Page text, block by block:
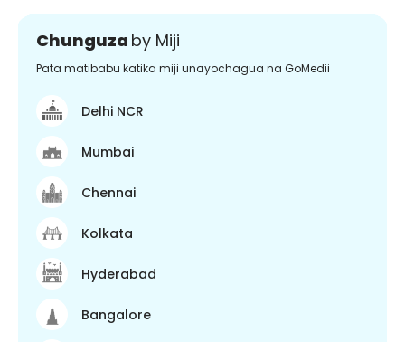
Chunguza by Miji
Pata matibabu katika miji unayochagua na GoMedii
Delhi NCR
Mumbai
Chennai
Kolkata
Hyderabad
Bangalore